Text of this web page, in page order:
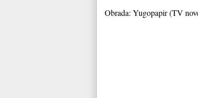
Obrada: Yugopapir (TV